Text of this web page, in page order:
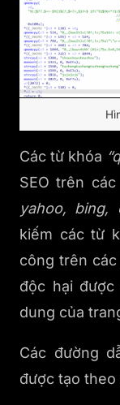
Các từ khóa
SEO trên
yahoo, bing,
kiếm các từ
công trên
độc hại
dung của
Các đường
được tạo